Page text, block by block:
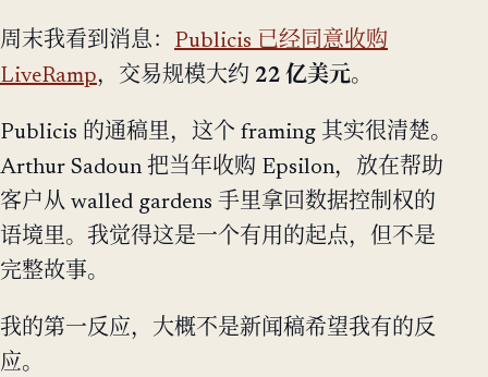
周末我看到消息： Publicis 已经同意收购
LiveRamp，交易规模大约 22 亿美元。
Publicis 的通稿里，这个 framing 其实很清楚。
Arthur Sadoun 把当年收购 Epsilon，放在帮助
客户从 walled gardens 手里拿回数据控制权的
语境里。我觉得这是一个有用的起点，但不是
完整故事。
我的第一反应，大概不是新闻稿希望我有的反
应。